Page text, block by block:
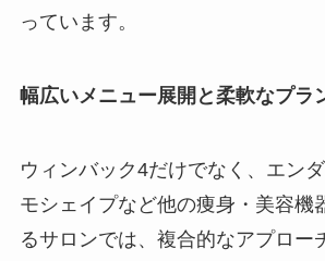
っています。
幅広いメニュー展開と柔軟なプラ
ウィンバック4だけでなく、エン
モシェイプなど他の痩身・美容機
るサロンでは、複合的なアプロー